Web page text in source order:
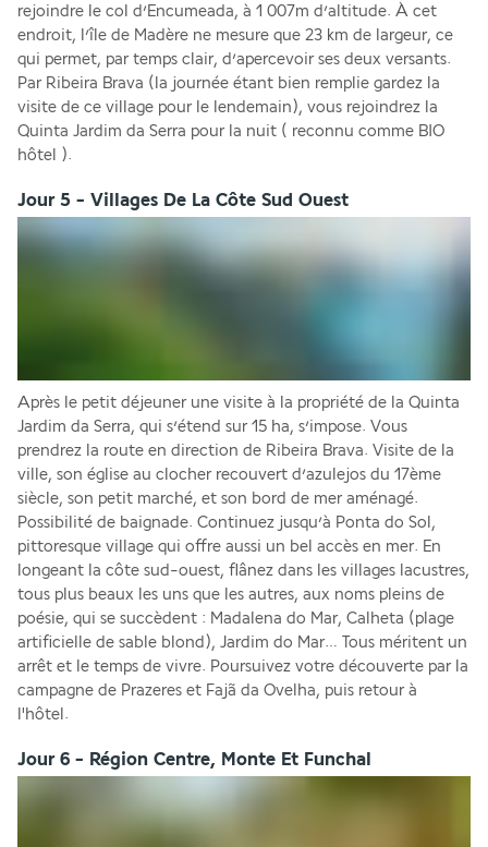
rejoindre le col d’Encumeada, à 1 007m d’altitude. À cet
endroit, l’île de Madère ne mesure que 23 km de largeur, ce
qui permet, par temps clair, d’apercevoir ses deux versants.
Par Ribeira Brava (la journée étant bien remplie gardez la
visite de ce village pour le lendemain), vous rejoindrez la
Quinta Jardim da Serra pour la nuit ( reconnu comme BIO
hôtel ).
Jour 5 - Villages De La Côte Sud Ouest
Après le petit déjeuner une visite à la propriété de la Quinta
Jardim da Serra, qui s’étend sur 15 ha, s’impose. Vous
prendrez la route en direction de Ribeira Brava. Visite de la
ville, son église au clocher recouvert d’azulejos du 17ème
siècle, son petit marché, et son bord de mer aménagé.
Possibilité de baignade. Continuez jusqu’à Ponta do Sol,
pittoresque village qui offre aussi un bel accès en mer. En
longeant la côte sud-ouest, flânez dans les villages lacustres,
tous plus beaux les uns que les autres, aux noms pleins de
poésie, qui se succèdent : Madalena do Mar, Calheta (plage
artificielle de sable blond), Jardim do Mar… Tous méritent un
arrêt et le temps de vivre. Poursuivez votre découverte par la
campagne de Prazeres et Fajã da Ovelha, puis retour à
l'hôtel.
Jour 6 - Région Centre, Monte Et Funchal